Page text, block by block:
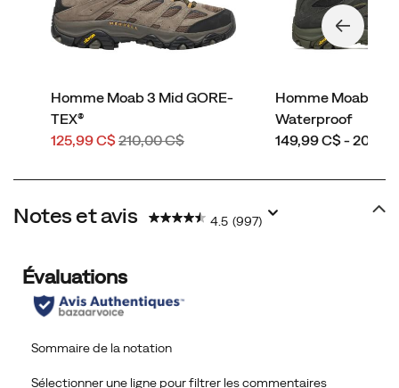
Homme Moab 3 Mid GORE-
TEX®
Prix
125,99 C$Prix
départ
210,00 C$
Homme Moab 3
Waterproof
price
149,99 C$ -
Notes et avis 4.5 (997)